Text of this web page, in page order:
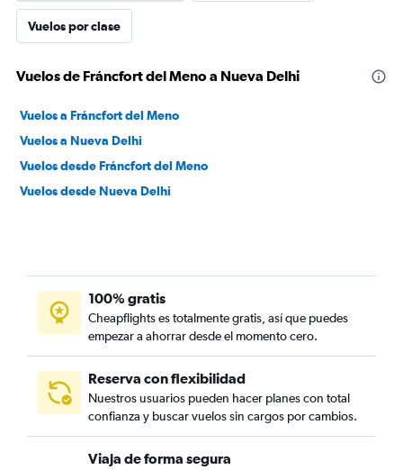
Vuelos por clase
Vuelos de Fráncfort del Meno a Nueva Delhi
Vuelos a Fráncfort del Meno
Vuelos a Nueva Delhi
Vuelos desde Fráncfort del Meno
Vuelos desde Nueva Delhi
100% gratis
Cheapflights es totalmente gratis, así que puedes
empezar a ahorrar desde el momento cero.
Reserva con flexibilidad
Nuestros usuarios pueden hacer planes con total
confianza y buscar vuelos sin cargos por cambios.
Viaja de forma segura